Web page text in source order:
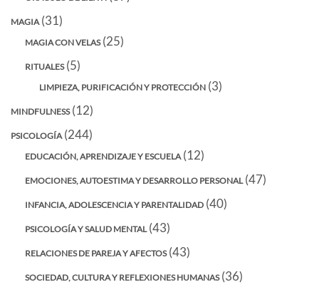
MAGIA (31)
MAGIA CON VELAS(25)
RITUALES(5)
LIMPIEZA, PURIFICACIÓN Y PROTECCIÓN (3)
MINDFULNESS(12)
PSICOLOGÍA (244)
EDUCACIÓN, APRENDIZAJE Y ESCUELA (12)
EMOCIONES, AUTOESTIMA Y DESARROLLO PERSONAL(47)
INFANCIA, ADOLESCENCIA Y PARENTALIDAD (40)
PSICOLOGÍA Y SALUD MENTAL(43)
RELACIONES DE PAREJA Y AFECTOS(43)
SOCIEDAD, CULTURA Y REFLEXIONES HUMANAS(36)